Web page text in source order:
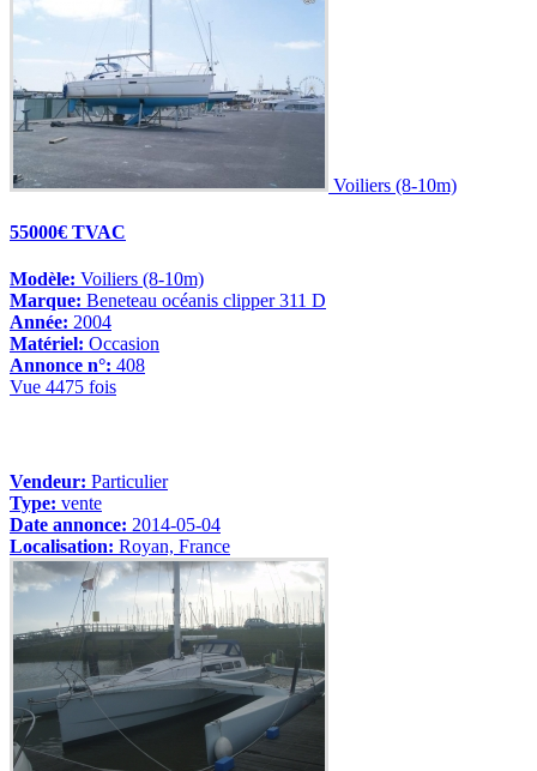
Voiliers (8-10m)
55000€ TVAC
Modèle: Voiliers (8-10m)
Marque: Beneteau océanis clipper 311 D
Année: 2004
Matériel: Occasion
Annonce n°: 408
Vue 4475 fois
Vendeur: Particulier
Type: vente
Date annonce: 2014-05-04
Localisation: Royan, France